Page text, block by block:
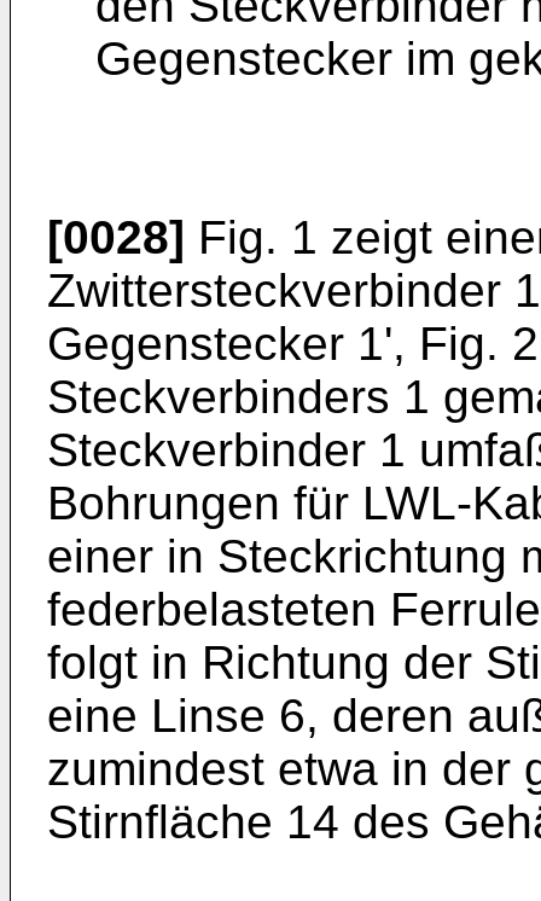
Gegenstecker im
[0028] Fig. 1 zeigt
Zwittersteckverbinder
Gegenstecker 1', Fig.
Steckverbinders 1
Steckverbinder 1
Bohrungen für LWL-
einer in Steckrichtung
federbelasteten
folgt in Richtung der
eine Linse 6, deren
zumindest etwa in der
Stirnfläche 14 des